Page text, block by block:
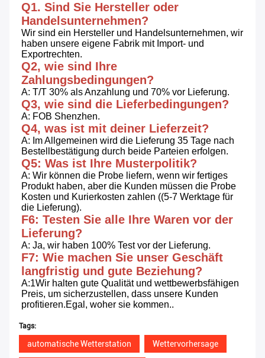
Q1. Sind Sie Hersteller oder
Handelsunternehmen?
Wir sind ein Hersteller und Handelsunternehmen, wir
haben unsere eigene Fabrik mit Import- und
Exportrechten.
Q2, wie sind Ihre
Zahlungsbedingungen?
A: T/T 30% als Anzahlung und 70% vor Lieferung.
Q3, wie sind die Lieferbedingungen?
A: FOB Shenzhen.
Q4, was ist mit deiner Lieferzeit?
A: Im Allgemeinen wird die Lieferung 35 Tage nach
Bestellbestätigung durch beide Parteien erfolgen.
Q5: Was ist Ihre Musterpolitik?
A: Wir können die Probe liefern, wenn wir fertiges
Produkt haben, aber die Kunden müssen die Probe
Kosten und Kurierkosten zahlen ((5-7 Werktage für
die Lieferung).
F6: Testen Sie alle Ihre Waren vor der
Lieferung?
A: Ja, wir haben 100% Test vor der Lieferung.
F7: Wie machen Sie unser Geschäft
langfristig und gute Beziehung?
A:1Wir halten gute Qualität und wettbewerbsfähigen
Preis, um sicherzustellen, dass unsere Kunden
profitieren.Egal, woher sie kommen..
Tags:
automatische Wetterstation Wettervorhersage